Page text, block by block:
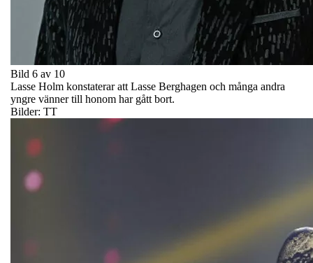
Bild 6 av 10
Lasse Holm konstaterar att Lasse Berghagen och många andra
yngre vänner till honom har gått bort.
Bilder: TT